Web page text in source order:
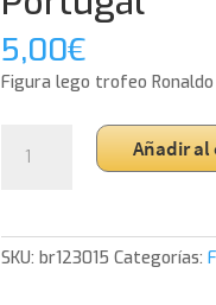
5,00€
Figura lego trofeo
lego
Portugal
Añadir
SKU:br123015 Categorías: